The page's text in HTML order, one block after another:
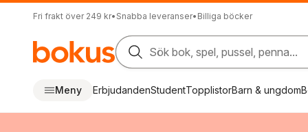
Fri frakt över 249 kr• Snabba leveranser• Billiga böcker
Sök bok, spel, pussel, penna...
Meny ErbjudandenStudentTopplistorBarn & ungdom